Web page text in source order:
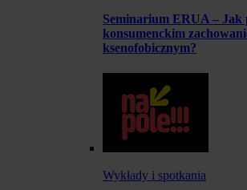
Seminarium ERUA – Jak
konsumenckim
ksenofobicznym?
Wykłady i spotkania